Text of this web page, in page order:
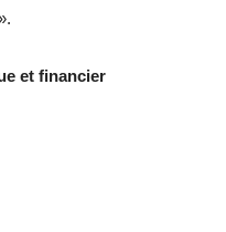
et financier